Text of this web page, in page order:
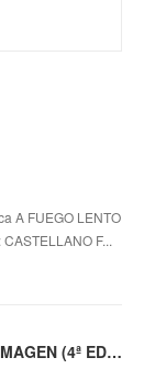
A FUEGO LENTO
F...
INTRODUCCIÓN AL DIAGNÓSTICO POR IMAGEN (4ª ED.) ePub gratis